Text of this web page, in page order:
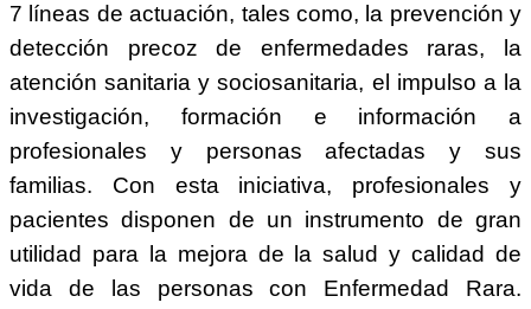
7 líneas de actuación, tales como, la prevención y
detección precoz de enfermedades raras, la
atención sanitaria y sociosanitaria, el impulso a la
investigación, formación e información a
profesionales y personas afectadas y sus
familias. Con esta iniciativa, profesionales y
pacientes disponen de un instrumento de gran
utilidad para la mejora de la salud y calidad de
vida de las personas con Enfermedad Rara.